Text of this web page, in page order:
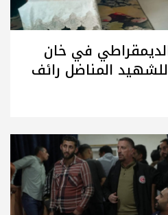
الديمقراطي في خان
المناضل رائف